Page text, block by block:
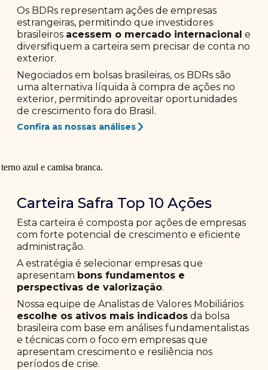
Os BDRs representam ações de empresas
estrangeiras, permitindo que investidores
brasileiros acessem o mercado internacional e
diversifiquem a carteira sem precisar de conta no
exterior.
Negociados em bolsas brasileiras, os BDRs são
uma alternativa líquida à compra de ações no
exterior, permitindo aproveitar oportunidades
de crescimento fora do Brasil.
Confira as nossas análises
Carteira Safra Top 10 Ações
Esta carteira é composta por ações de empresas
com forte potencial de crescimento e eficiente
administração.
A estratégia é selecionar empresas que
apresentam bons fundamentos e
perspectivas de valorização.
Nossa equipe de Analistas de Valores Mobiliários
escolhe os ativos mais indicados da bolsa
brasileira com base em análises fundamentalistas
e técnicas com o foco em empresas que
apresentam crescimento e resiliência nos
períodos de crise.